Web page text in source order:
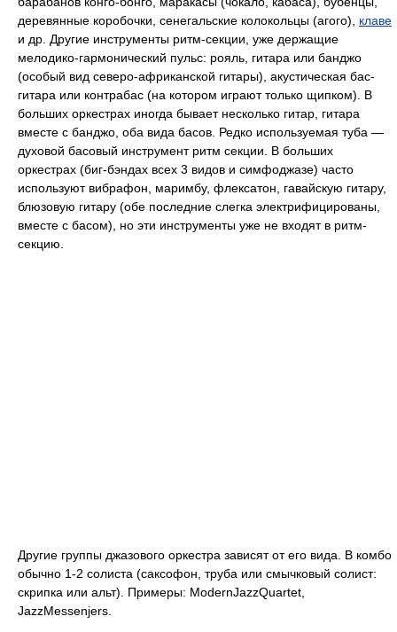
деревянные коробочки, сенегальские колокольцы (агого), клаве
и др. Другие инструменты ритм-секции, уже держащие
мелодико-гармонический пульс: рояль, гитара или банджо
(особый вид северо-африканской гитары), акустическая бас-
гитара или контрабас (на котором играют только щипком). В
больших оркестрах иногда бывает несколько гитар, гитара
вместе с банджо, оба вида басов. Редко используемая туба —
духовой басовый инструмент ритм секции. В больших
оркестрах (биг-бэндах всех 3 видов и симфоджазе) часто
используют вибрафон, маримбу, флексатон, гавайскую гитару,
блюзовую гитару (обе последние слегка электрифицированы,
вместе с басом), но эти инструменты уже не входят в ритм-
секцию.
Другие группы джазового оркестра зависят от его вида. В комбо
обычно 1-2 солиста (саксофон, труба или смычковый солист:
скрипка или альт). Примеры: ModernJazzQuartet,
JazzMessenjers.